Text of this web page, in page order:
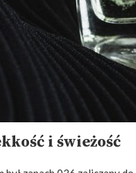
i świeżość